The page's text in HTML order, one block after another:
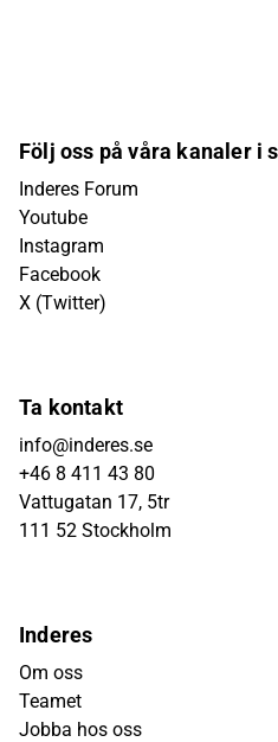
Följ oss på våra kanaler i
Inderes Forum
Youtube
Instagram
Facebook
X (Twitter)
Ta kontakt
info@inderes.se
+46 8 411 43 80
Vattugatan 17, 5tr
111 52 Stockholm
Inderes
Om oss
Teamet
Jobba hos oss